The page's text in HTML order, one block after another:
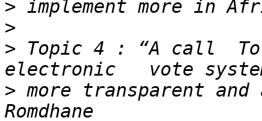
>
>
> Topic 4 : “A call  To
> more transparent and